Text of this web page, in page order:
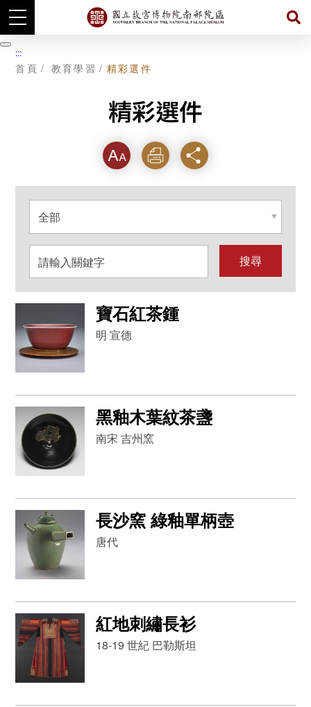
跳
到
暫
停
:::
首頁 教育學習 精彩選件
精彩選件
字級 列印 分享
寶石紅茶鍾
明 宣德
黑釉木葉紋茶盞
南宋 吉州窯
長沙窯 綠釉單柄壺
唐代
紅地刺繡長衫
18-19 世紀 巴勒斯坦